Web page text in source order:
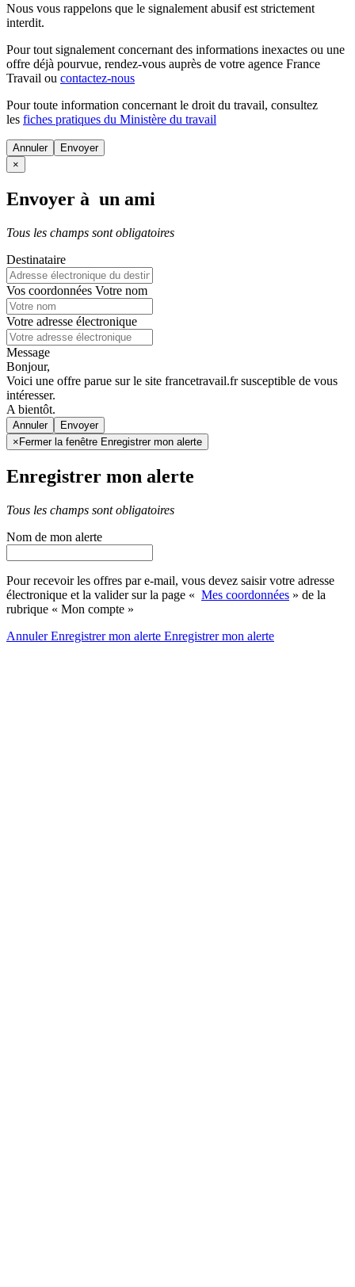
Nous vous rappelons que le signalement abusif est strictement
interdit.
Pour tout signalement concernant des informations inexactes ou une
offre déjà pourvue, rendez-vous auprès de votre agence France
Travail ou contactez-nous
Pour toute information concernant le droit du travail, consultez
les fiches pratiques du Ministère du travail
Annuler
×
Envoyer à un ami
Tous les champs sont obligatoires
Destinataire
Vos coordonnées Votre nom
Votre adresse électronique
Message
Bonjour,
Voici une offre parue sur le site francetravail.fr susceptible de vous
intéresser.
A bientôt.
Annuler
× Fermer la fenêtre Enregistrer mon alerte
Enregistrer mon alerte
Tous les champs sont obligatoires
Nom de mon alerte
Pour recevoir les offres par e-mail, vous devez saisir votre adresse
électronique et la valider sur la page « Mes coordonnées » de la
rubrique « Mon compte »
AnnulerEnregistrer mon alerte Enregistrermon alerte